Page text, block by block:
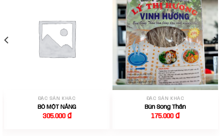
ĐẶC SẢN KHÁC
BÒ MỘT NẮNG
305.000 ₫
ĐẶC SẢN KHÁC
Bún Song Thần
175.000 ₫